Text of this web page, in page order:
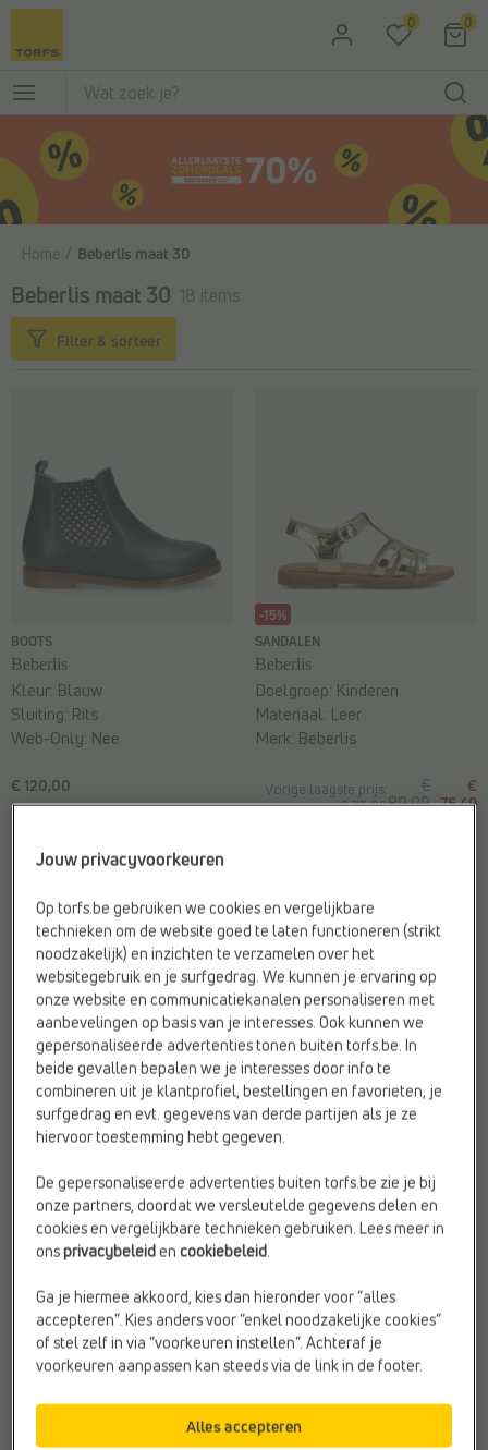
Ga naar de hoofdinhoud 0 0
Home Beberlis maat 30
Beberlis maat 30 18 items
Filter & sorteer
BOOTS
Beberlis
€ 120,00
Kleur: Blauw
Sluiting: Rits
Web-Only: Nee
-15%
SANDALEN
Beberlis
Vorige laagste prijs:
€ 73,09
€
89,99
€
76,49
Doelgroep: Kinderen
Materiaal: Leer
Merk: Beberlis
ENKELLAARSJES
Beberlis
€ 120,00
Doelgroep: Kinderen
Sluiting:Rits
Web-Only:Nee
-40%
LAGE SNEAKERS
Beberlis
Vorige laagste prijs:
Allergie:
Merk:Beberlis
Web-Only:Nee
Jouw privacyvoorkeuren
Op torfs.be gebruiken we cookies en vergelijkbare
technieken om de website goed te laten functioneren (strikt
noodzakelijk) en inzichten te verzamelen over het
websitegebruik en je surfgedrag. We kunnen je ervaring op
onze website en communicatiekanalen personaliseren met
aanbevelingen op basis van je interesses. Ook kunnen we
gepersonaliseerde advertenties tonen buiten torfs.be. In
beide gevallen bepalen we je interesses door info te
combineren uit je klantprofiel, bestellingen en favorieten, je
surfgedrag en evt. gegevens van derde partijen als je ze
hiervoor toestemming hebt gegeven.
De gepersonaliseerde advertenties buiten torfs.be zie je bij
onze partners, doordat we versleutelde gegevens delen en
cookies en vergelijkbare technieken gebruiken. Lees meer in
onsprivacybeleidencookiebeleid.
Ga je hiermee akkoord, kies dan hieronder voor “alles
accepteren”. Kies anders voor “enkel noodzakelijke cookies”
of stel zelf in via “voorkeuren instellen”. Achteraf je
voorkeuren aanpassen kan steeds via de link in de footer.
Alles accepteren